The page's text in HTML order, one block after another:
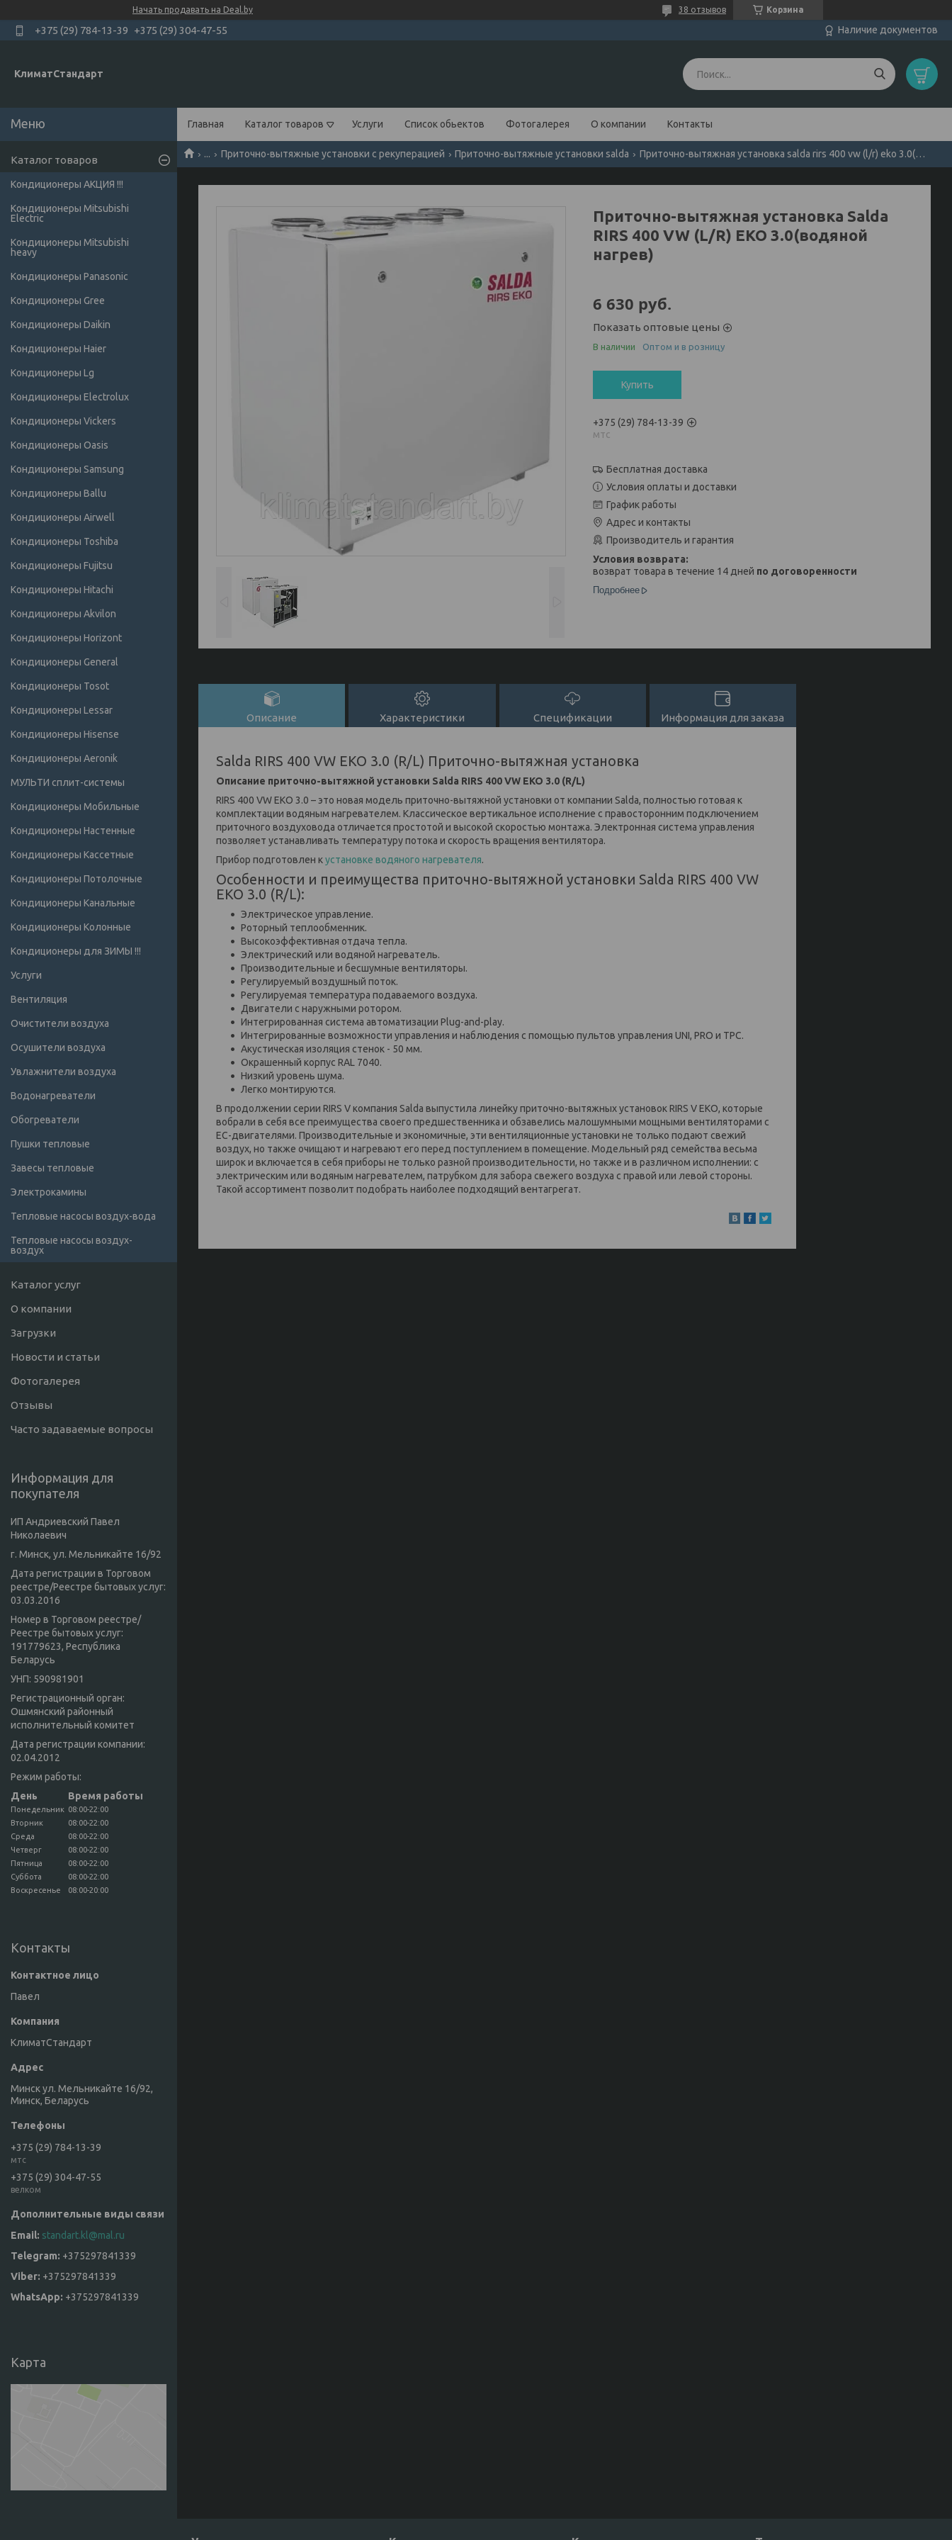
Начать продавать на Deal.by Корзина
38 отзывов
+375 (29) 784-13-39 +375 (29) 304-47-55 Наличие документов
КлиматСтандарт
Главная Каталог товаров Услуги Список обьектов Фотогалерея О компании Контакты
... Приточно-вытяжные установки с рекуперацией Приточно-вытяжные установки salda Приточно-вытяжная установка salda rirs 400 vw (l/r) eko 3.0(водяной нагрев)
Приточно-вытяжная установка Salda
RIRS 400 VW (L/R) EKO 3.0(водяной
нагрев)
6 630 руб.
Показать оптовые цены
В наличии Оптом и в розницу
Купить
+375 (29) 784-13-39
мтс
Бесплатная доставка
Условия оплаты и доставки
График работы
Адрес и контакты
Производитель и гарантия
возврат товара в течение 14 дней по договоренности
Подробнее
Описание Характеристики Спецификации Информация для заказа
Salda RIRS 400 VW EKO 3.0 (R/L) Приточно-вытяжная установка
Описание приточно-вытяжной установки Salda RIRS 400 VW EKO 3.0 (R/L)
RIRS 400 VW EKO 3.0 – это новая модель приточно-вытяжной установки от компании Salda, полностью готовая к
комплектации водяным нагревателем. Классическое вертикальное исполнение с правосторонним подключением
приточного воздуховода отличается простотой и высокой скоростью монтажа. Электронная система управления
позволяет устанавливать температуру потока и скорость вращения вентилятора.
Прибор подготовлен кустановке водяного нагревателя.
Особенности и преимущества приточно-вытяжной установки Salda RIRS 400 VW
EKO 3.0 (R/L):
Электрическое управление.
Роторный теплообменник.
Высокоэффективная отдача тепла.
Электрический или водяной нагреватель.
Производительные и бесшумные вентиляторы.
Регулируемый воздушный поток.
Регулируемая температура подаваемого воздуха.
Двигатели с наружными ротором.
Интегрированная система автоматизации Plug-and-play.
Интегрированные возможности управления и наблюдения с помощью пультов управления UNI, PRO и TPC.
Акустическая изоляция стенок - 50 мм.
Окрашенный корпус RAL 7040.
Низкий уровень шума.
Легко монтируются.
В продолжении серии RIRS V компания Salda выпустила линейку приточно-вытяжных установок RIRS V EKO, которые
вобрали в себя все преимущества своего предшественника и обзавелись малошумными мощными вентиляторами с
ЕС-двигателями. Производительные и экономичные, эти вентиляционные установки не только подают свежий
воздух, но также очищают и нагревают его перед поступлением в помещение. Модельный ряд семейства весьма
широк и включается в себя приборы не только разной производительности, но также и в различном исполнении: с
электрическим или водяным нагревателем, патрубком для забора свежего воздуха с правой или левой стороны.
Такой ассортимент позволит подобрать наиболее подходящий вентагрегат.
Каталог товаров
Кондиционеры АКЦИЯ !!!
Кондиционеры Mitsubishi
Electric
Кондиционеры Мitsubishi
heavy
Кондиционеры Panasonic
Кондиционеры Gree
Кондиционеры Daikin
Кондиционеры Haier
Кондиционеры Lg
Кондиционеры Electrolux
Кондиционеры Vickers
Кондиционеры Oasis
Кондиционеры Samsung
Кондиционеры Ballu
Кондиционеры Airwell
Кондиционеры Toshiba
Кондиционеры Fujitsu
Кондиционеры Hitachi
Кондиционеры Akvilon
Кондиционеры Horizont
Кондиционеры General
Кондиционеры Tosot
Кондиционеры Lessar
Кондиционеры Hisense
Кондиционеры Аeronik
МУЛЬТИ сплит-системы
Кондиционеры Мобильные
Кондиционеры Настенные
Кондиционеры Кассетные
Кондиционеры Потолочные
Кондиционеры Канальные
Кондиционеры Колонные
Кондиционеры для ЗИМЫ !!!
Услуги
Вентиляция
Очистители воздуха
Осушители воздуха
Увлажнители воздуха
Водонагреватели
Обогреватели
Пушки тепловые
Завесы тепловые
Электрокамины
Тепловые насосы воздух-вода
Тепловые насосы воздух-
воздух
Каталог услуг
О компании
Загрузки
Новости и статьи
Фотогалерея
Отзывы
Часто задаваемые вопросы
Информация для
покупателя
ИП Андриевский Павел
Николаевич
г. Минск, ул. Мельникайте 16/92
Дата регистрации в Торговом
реестре/Реестре бытовых услуг:
03.03.2016
Номер в Торговом реестре/
Реестре бытовых услуг:
191779623, Республика
Беларусь
УНП: 590981901
Регистрационный орган:
Ошмянский районный
исполнительный комитет
Дата регистрации компании:
02.04.2012
Режим работы:
День
Время работы
Понедельник 08:00-22:00
Вторник
08:00-22:00
Среда
08:00-22:00
Четверг
08:00-22:00
Пятница
08:00-22:00
Суббота
08:00-22:00
Воскресенье
08:00-20:00
Контакты
Павел
КлиматСтандарт
Минск ул. Мельникайте 16/92,
Минск, Беларусь
+375 (29) 784-13-39
мтс
+375 (29) 304-47-55
велком
standart.kl@mal.ru
+375297841339
+375297841339
+375297841339
Карта